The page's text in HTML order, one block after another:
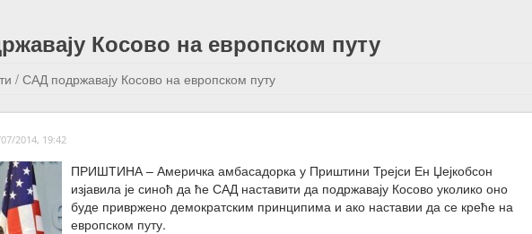
Косово на европском путу
/ САД подржавају Косово на европском путу
2014, 19:42
ПРИШТИНА – Америчка амбасадорка у Приштини Трејси Ен Џејкобсон
изјавила је синоћ да ће САД наставити да подржавају Косово уколико оно
буде привржено демократским принципима и ако наставии да се креће на
европском путу.